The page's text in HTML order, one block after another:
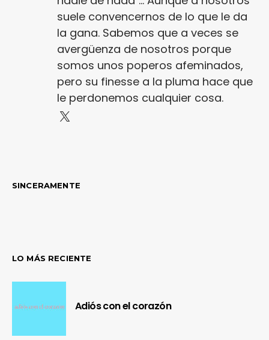
suele convencernos de lo que le da
la gana. Sabemos que a veces se
avergüenza de nosotros porque
somos unos poperos afeminados,
pero su finesse a la pluma hace que
le perdonemos cualquier cosa.
SINCERAMENTE
LO MÁS RECIENTE
Adiós con el corazón